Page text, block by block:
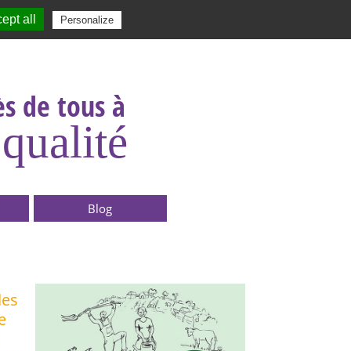
de tous à
Blog
Contact | | |
all Personalize